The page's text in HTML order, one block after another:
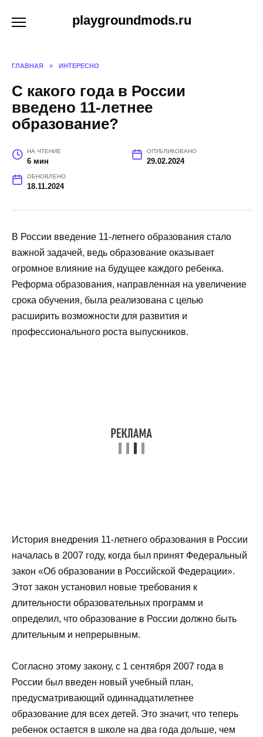
playgroundmods.ru
ГЛАВНАЯ » ИНТЕРЕСНО
С какого года в России
введено 11-летнее
образование?
НА ЧТЕНИЕ
6 мин
ОПУБЛИКОВАНО
29.02.2024
ОБНОВЛЕНО
18.11.2024
В России введение 11-летнего образования стало
важной задачей, ведь образование оказывает
огромное влияние на будущее каждого ребенка.
Реформа образования, направленная на увеличение
срока обучения, была реализована с целью
расширить возможности для развития и
профессионального роста выпускников.
История внедрения 11-летнего образования в России
началась в 2007 году, когда был принят Федеральный
закон «Об образовании в Российской Федерации».
Этот закон установил новые требования к
длительности образовательных программ и
определил, что образование в России должно быть
длительным и непрерывным.
Согласно этому закону, с 1 сентября 2007 года в
России был введен новый учебный план,
предусматривающий одиннадцатилетнее
образование для всех детей. Это значит, что теперь
ребенок остается в школе на два года дольше, чем